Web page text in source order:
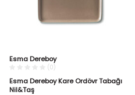
Esma Dereboy
(0)
Esma Dereboy Kare Ordövr Tabağı
Nil&Taş